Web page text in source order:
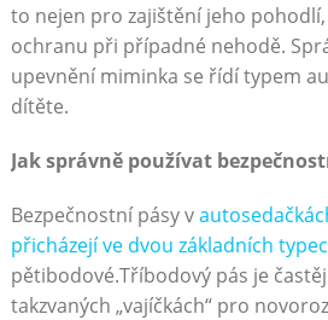
to nejen pro zajištění jeho
ochranu při případné nehodě.
upevnění miminka se řídí typem
dítěte.
Jak správně používat
Bezpečnostní pásy v
přicházejí ve dvou základních
pětibodové.Tříbodový pás je
takzvaných „vajíčkách“ pro